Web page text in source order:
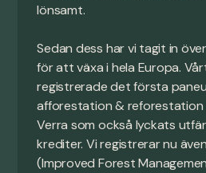
lönsamt.
Sedan dess har vi tagit in
för att växa i hela Europa.
registrerade det första
afforestation &
Verra som också lyckats
krediter. Vi registrerar nu
(Improved Forest